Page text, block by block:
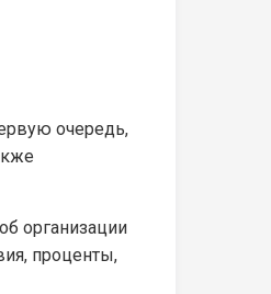
очередь,
организации
проценты,